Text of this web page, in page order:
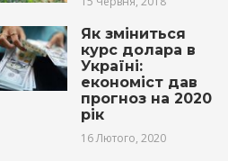
Як зміниться
курс долара в
Україні:
економіст дав
прогноз на 2020
рік
16 Лютого, 2020